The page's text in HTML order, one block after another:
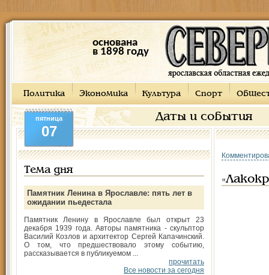
основана
в 1898 году
Политика Экономика Культура Спорт
Даты и события
пятница
07
Тема дня
Памятник Ленина в Ярославле: пять лет в
ожидании пьедестала
Памятник Ленину в Ярославле был открыт 23
декабря 1939 года. Авторы памятника - скульптор
Василий Козлов и архитектор Сергей Капачинский.
О том, что предшествовало этому событию,
рассказывается в публикуемом ...
прочитать
Все новости за сегодня